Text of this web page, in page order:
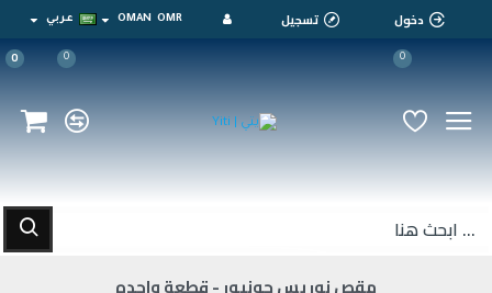
دخول تسجيل OMR
OMAN عربي
0
0
0